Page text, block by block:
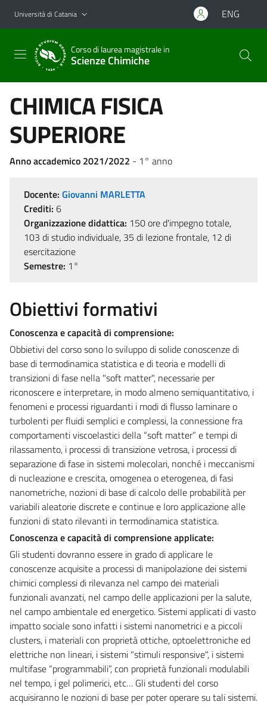
Vai al contenuto principale
Vai al menu di navigazione
Università di Catania ENG
Corso di laurea magistrale in
Scienze Chimiche
CHIMICA FISICA
SUPERIORE
Anno accademico 2021/2022 - 1° anno
Docente: Giovanni MARLETTA
Crediti: 6
Organizzazione didattica: 150 ore d'impegno totale,
103 di studio individuale, 35 di lezione frontale, 12 di
esercitazione
Semestre: 1°
Obiettivi formativi
Conoscenza e capacità di comprensione:
Obbietivi del corso sono lo sviluppo di solide conoscenze di
base di termodinamica statistica e di teoria e modelli di
transizioni di fase nella "soft matter", necessarie per
riconoscere e interpretare, in modo almeno semiquantitativo, i
fenomeni e processi riguardanti i modi di flusso laminare o
turbolenti per fluidi semplici e complessi, la connessione fra
comportamenti viscoelastici della “soft matter” e tempi di
rilassamento, i processi di transizione vetrosa, i processi di
separazione di fase in sistemi molecolari, nonché i meccanismi
di nucleazione e crescita, omogenea o eterogenea, di fasi
nanometriche, nozioni di base di calcolo delle probabilità per
variabili aleatorie discrete e continue e loro applicazione alle
funzioni di stato rilevanti in termodinamica statistica.
Conoscenza e capacità di comprensione applicate:
Gli studenti dovranno essere in grado di applicare le
conoscenze acquisite a processi di manipolazione dei sistemi
chimici complessi di rilevanza nel campo dei materiali
funzionali avanzati, nel campo delle applicazioni per la salute,
nel campo ambientale ed energetico. Sistemi applicati di vasto
impatto sociale sono infatti i sistemi nanometrici e a piccoli
clusters, i materiali con proprietà ottiche, optoelettroniche ed
elettriche non lineari, i sistemi "stimuli responsive", i sistemi
multifase “programmabili”, con proprietà funzionali modulabili
nel tempo, i gel polimerici, etc… Gli studenti del corso
acquisiranno le nozioni di base per poter operare su tali sistemi.